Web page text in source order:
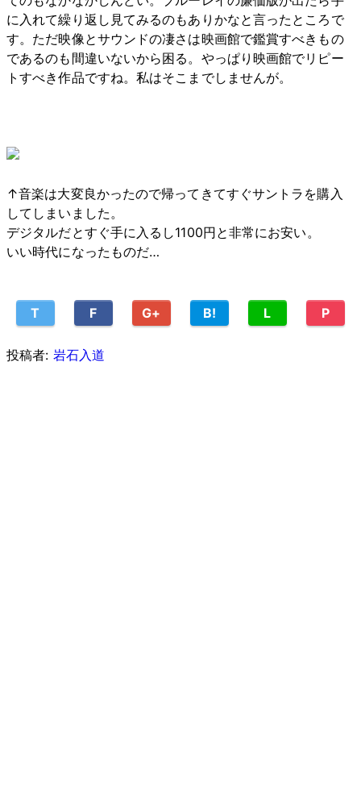
に入れて繰り返し見てみるのもありかなと言ったところで
す。ただ映像とサウンドの凄さは映画館で鑑賞すべきもの
であるのも間違いないから困る。やっぱり映画館でリピー
トすべき作品ですね。私はそこまでしませんが。
↑音楽は大変良かったので帰ってきてすぐサントラを購入
してしまいました。
デジタルだとすぐ手に入るし1100円と非常にお安い。
いい時代になったものだ…
T F G+ B! L P
投稿者: 岩石入道